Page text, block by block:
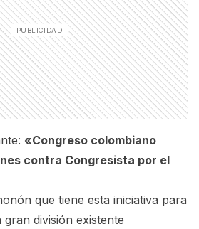
«Congreso colombiano
contra Congresista por el
que tiene esta iniciativa para
división existente